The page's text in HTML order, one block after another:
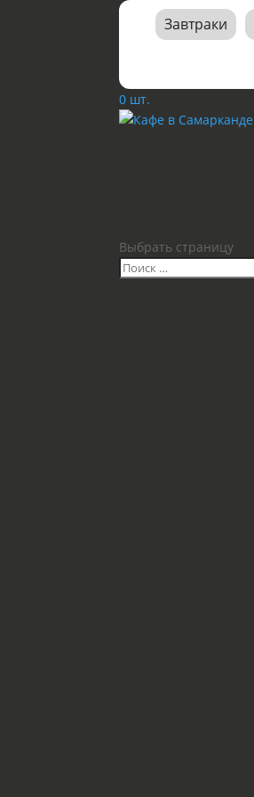
Завтраки
0 шт.
Выбрать страницу